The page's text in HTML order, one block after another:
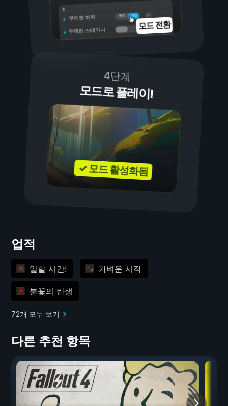
켜짐
꺼짐
무제한 체력
무제한 스태미너 모드 전환
4단계
모드로 플레이!
✓ 모드 활성화됨
업적
일할 시간! 가벼운 시작
불꽃의 탄생
72개 모두 보기
다른 추천 항목